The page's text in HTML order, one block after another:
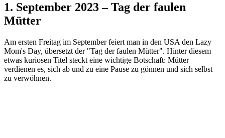
1. September 2023 – Tag der faulen
Mütter
Am ersten Freitag im September feiert man in den USA den Lazy
Mom's Day, übersetzt der "Tag der faulen Mütter". Hinter diesem
etwas kuriosen Titel steckt eine wichtige Botschaft: Mütter
verdienen es, sich ab und zu eine Pause zu gönnen und sich selbst
zu verwöhnen.